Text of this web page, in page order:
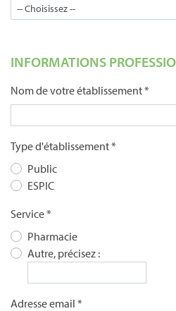
INFORMATIONS
Nom de votre établissement *
Type d'établissement *
Public
ESPIC
Service *
Pharmacie
Autre, précisez :
Adresse email *